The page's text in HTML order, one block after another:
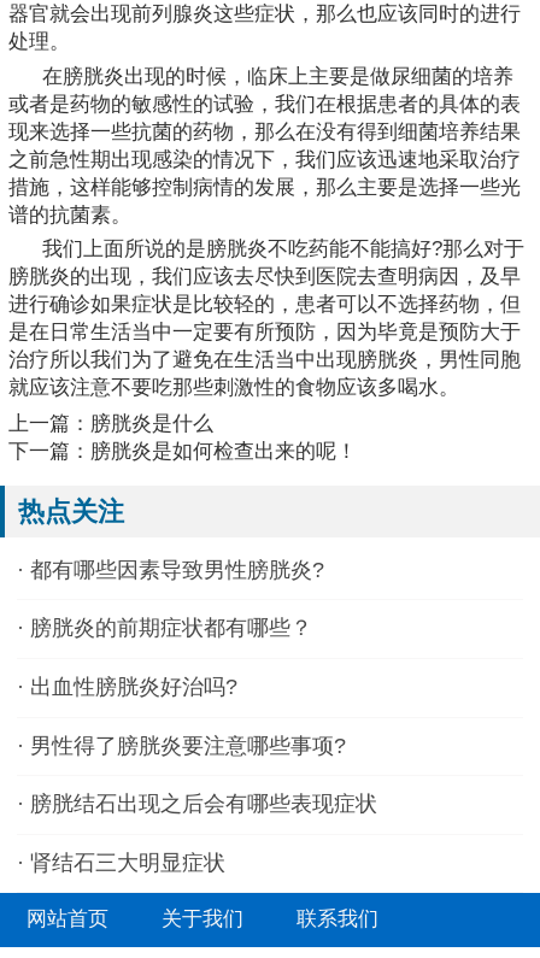
器官就会出现前列腺炎这些症状，那么也应该同时的进行
处理。
在膀胱炎出现的时候，临床上主要是做尿细菌的培养
或者是药物的敏感性的试验，我们在根据患者的具体的表
现来选择一些抗菌的药物，那么在没有得到细菌培养结果
之前急性期出现感染的情况下，我们应该迅速地采取治疗
措施，这样能够控制病情的发展，那么主要是选择一些光
谱的抗菌素。
我们上面所说的是膀胱炎不吃药能不能搞好?那么对于
膀胱炎的出现，我们应该去尽快到医院去查明病因，及早
进行确诊如果症状是比较轻的，患者可以不选择药物，但
是在日常生活当中一定要有所预防，因为毕竟是预防大于
治疗所以我们为了避免在生活当中出现膀胱炎，男性同胞
就应该注意不要吃那些刺激性的食物应该多喝水。
上一篇： 膀胱炎是什么
下一篇： 膀胱炎是如何检查出来的呢！
热点关注
· 都有哪些因素导致男性膀胱炎?
· 膀胱炎的前期症状都有哪些？
· 出血性膀胱炎好治吗?
· 男性得了膀胱炎要注意哪些事项?
· 膀胱结石出现之后会有哪些表现症状
· 肾结石三大明显症状
网站首页 关于我们 联系我们